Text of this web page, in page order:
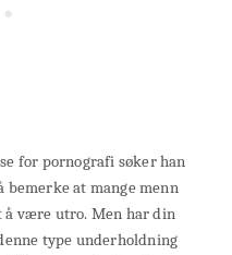
for pornografi søker han
bemerke at mange menn
være utro. Men har din
type underholdning